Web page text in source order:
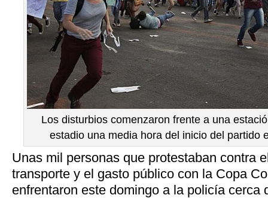
Los disturbios comenzaron frente a una
estadio una media hora del inicio del partido
Unas mil personas que protestaban contra
transporte y el gasto público con la Copa
enfrentaron este domingo a la policía cerca